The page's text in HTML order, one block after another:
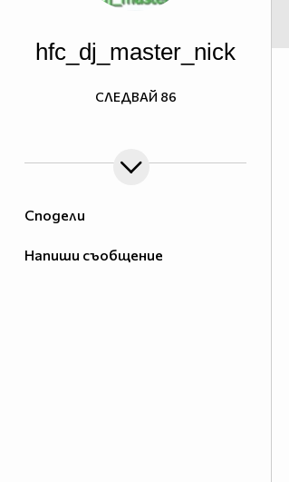
Сподели
Напиши съобщение
hfc_dj_master_nick
СЛЕДВАЙ 86